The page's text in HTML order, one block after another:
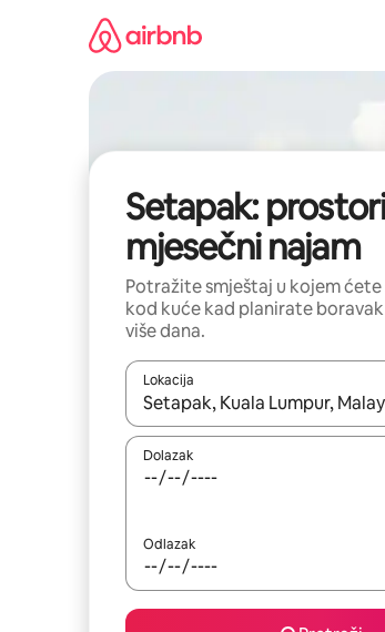
Setapak:
mjesečni najam
Potražite smještaj u kojem
kod kuće kad planirate
više dana.
Lokacija
Kada budu dostupni rezultati,
Dolazak
Odlazak